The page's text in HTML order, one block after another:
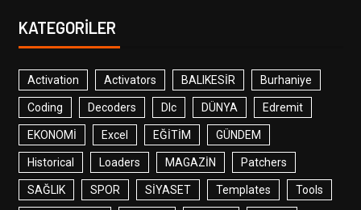
KATEGORILER
Activation Activators BALIKESİR Burhaniye
Coding Decoders Dlc DÜNYA Edremit
EKONOMİ Excel EĞİTİM GÜNDEM
Historical Loaders MAGAZİN Patchers
SAĞLIK SPOR SİYASET Templates Tools